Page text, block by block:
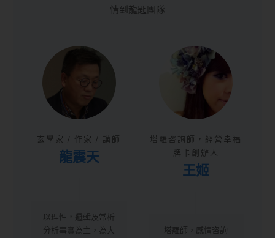
情到龍匙團隊
玄學家 / 作家 / 講師
龍震天
以理性，邏輯及常析
分析事實為主，為大
塔羅咨詢師，經營幸福
牌卡創辦人
王姬
塔羅師，感情咨詢